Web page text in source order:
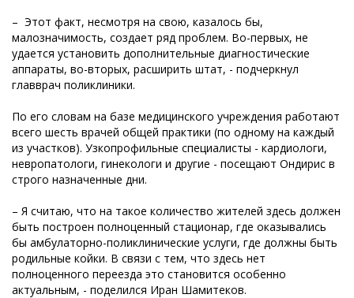
– Этот факт, несмотря на свою, казалось бы,
малозначимость, создает ряд проблем. Во-первых, не
удается установить дополнительные диагностические
аппараты, во-вторых, расширить штат, - подчеркнул
главврач поликлиники.
По его словам на базе медицинского учреждения работают
всего шесть врачей общей практики (по одному на каждый
из участков). Узкопрофильные специалисты - кардиологи,
невропатологи, гинекологи и другие - посещают Ондирис в
строго назначенные дни.
– Я считаю, что на такое количество жителей здесь должен
быть построен полноценный стационар, где оказывались
бы амбулаторно-поликлинические услуги, где должны быть
родильные койки. В связи с тем, что здесь нет
полноценного переезда это становится особенно
актуальным, - поделился Иран Шамитеков.